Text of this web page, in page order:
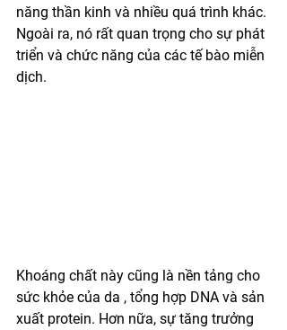
năng thần kinh và nhiều quá trình khác.
Ngoài ra, nó rất quan trọng cho sự phát
triển và chức năng của các tế bào miễn
dịch.
Khoáng chất này cũng là nền tảng cho
sức khỏe của da , tổng hợp DNA và sản
xuất protein. Hơn nữa, sự tăng trưởng